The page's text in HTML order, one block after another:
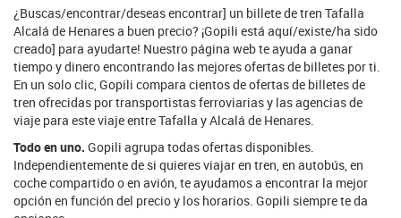
¿Buscas/encontrar/deseas encontrar] un billete de tren Tafalla
Alcalá de Henares a buen precio? ¡Gopili está aquí/existe/ha sido
creado] para ayudarte! Nuestro página web te ayuda a ganar
tiempo y dinero encontrando las mejores ofertas de billetes por ti.
En un solo clic, Gopili compara cientos de ofertas de billetes de
tren ofrecidas por transportistas ferroviarias y las agencias de
viaje para este viaje entre Tafalla y Alcalá de Henares.
Todo en uno. Gopili agrupa todas ofertas disponibles.
Independientemente de si quieres viajar en tren, en autobús, en
coche compartido o en avión, te ayudamos a encontrar la mejor
opción en función del precio y los horarios. Gopili siempre te da